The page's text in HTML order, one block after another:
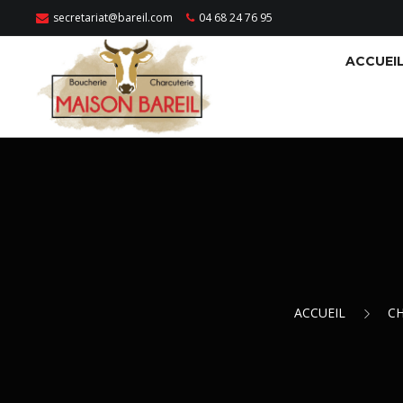
secretariat@bareil.com 04 68 24 76 95
ACCUEIL